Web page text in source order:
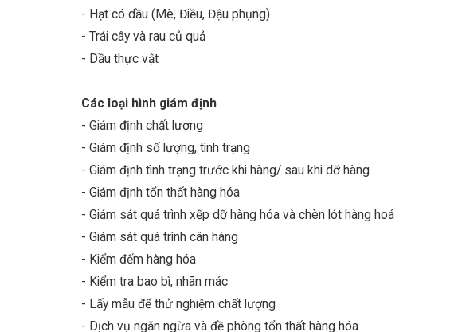
- Hạt có dầu (Mè, Điều, Đậu phụng)
- Trái cây và rau củ quả
- Dầu thực vật
Các loại hình giám định
- Giám định chất lượng
- Giám định số lượng, tình trạng
- Giám định tình trạng trước khi hàng/ sau khi dỡ hàng
- Giám định tổn thất hàng hóa
- Giám sát quá trình xếp dỡ hàng hóa và chèn lót hàng hoá
- Giám sát quá trình cân hàng
- Kiểm đếm hàng hóa
- Kiểm tra bao bì, nhãn mác
- Lấy mẫu để thử nghiệm chất lượng
- Dịch vụ ngăn ngừa và đề phòng tổn thất hàng hóa